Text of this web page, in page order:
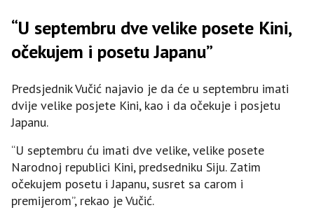
“U septembru dve velike posete Kini,
očekujem i posetu Japanu”
Predsjednik Vučić najavio je da će u septembru imati
dvije velike posjete Kini, kao i da očekuje i posjetu
Japanu.
“U septembru ću imati dve velike, velike posete
Narodnoj republici Kini, predsedniku Siju. Zatim
očekujem posetu i Japanu, susret sa carom i
premijerom”, rekao je Vučić.